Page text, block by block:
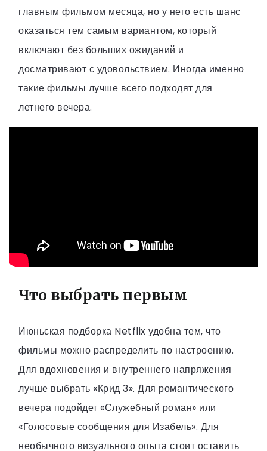
главным фильмом месяца, но у него есть шанс
оказаться тем самым вариантом, который
включают без больших ожиданий и
досматривают с удовольствием. Иногда именно
такие фильмы лучше всего подходят для
летнего вечера.
Что выбрать первым
Июньская подборка Netflix удобна тем, что
фильмы можно распределить по настроению.
Для вдохновения и внутреннего напряжения
лучше выбрать «Крид 3». Для романтического
вечера подойдет «Служебный роман» или
«Голосовые сообщения для Изабель». Для
необычного визуального опыта стоит оставить